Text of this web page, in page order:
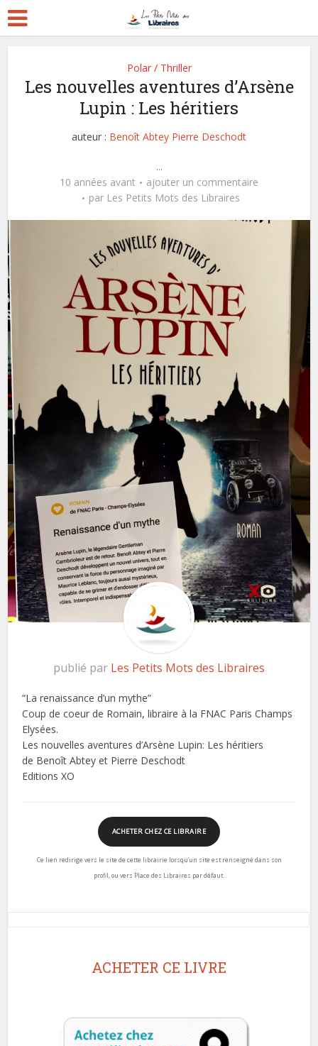
Polar / Thriller
Les nouvelles aventures d’Arsène
Lupin : Les héritiers
auteur : Benoît Abtey Pierre Deschodt
...
10 années avant
ajouter un commentaire
par Les Petits Mots des Libraires
publié par Les Petits Mots des Libraires
“La renaissance d’un mythe”
Coup de coeur de Romain, libraire à la FNAC Paris Champs
Elysées.
Les nouvelles aventures d’Arsène Lupin: Les héritiers
de Benoît Abtey et Pierre Deschodt
Editions XO
ACHETER CHEZ CE LIBRAIRE
Ce lien redirige vers le site de cette librairie lorsqu’un site est renseigné dans son
profil, ou vers Place des Libraires par défaut.
ACHETER CE LIVRE